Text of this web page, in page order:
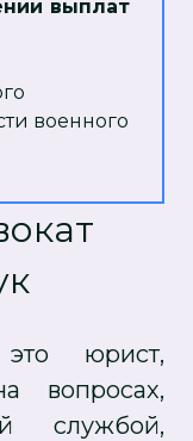
выплат
военного
юрист,
вопросах,
службой,